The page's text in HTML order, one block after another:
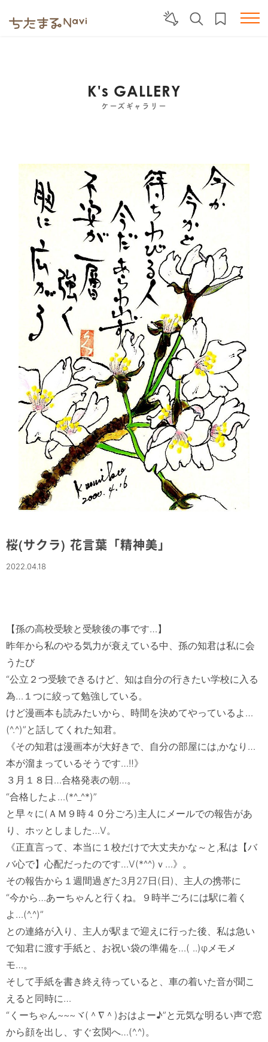
K's GALLERY
ケーズギャラリー
桜(サクラ) 花言葉「精神美」
2022.04.18
【孫の高校受験と受験後の事です…】
昨年から私のやる気力が衰えている中、孫の知君は私に会
うたび
“公立２つ受験できるけど、知は自分の行きたい学校に入る
為…１つに絞って勉強している。
けど漫画本も読みたいから、時間を決めてやっているよ…
(^.^)”と話してくれた知君。
《その知君は漫画本が大好きで、自分の部屋には,かなり…
本が溜まっているそうです…‼》
３月１８日…合格発表の朝…。
“合格したよ…(*^_^*)”
と早々に(ＡＭ９時４０分ごろ)主人にメールでの報告があ
り、ホッとしました…Ⅴ。
《正直言って、本当に１校だけで大丈夫かな～と,私は【バ
バ心で】心配だったのです…Ⅴ(*^^)ｖ…》。
その報告から１週間過ぎた3月27日(日)、主人の携帯に
“今から…あーちゃんと行くね。９時半ごろには駅に着く
よ…(^.^)”
との連絡が入り、主人が駅まで迎えに行った後、私は急い
で知君に渡す手紙と、お祝い袋の準備を…( ..)φメモメ
モ…。
そして手紙を書き終え待っていると、車の着いた音が聞こ
えると同時に…
“くーちゃん~~~ヾ(＾∇＾)おはよー♪”と元気な明るい声で窓
から顔を出し、すぐ玄関へ…(^.^)。